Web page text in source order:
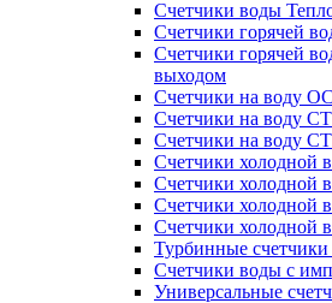
Счетчики воды
Счетчики горячей
Счетчики горячей
выходом
Счетчики на воду
Счетчики на воду
Счетчики на воду
Счетчики холодной
Счетчики холодной
Счетчики
Счетчики
Турбинные
Счетчики воды с
Универсальные